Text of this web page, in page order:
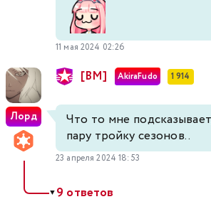
11 мая 2024 02:26
Лорд
[BM] AkiraFudo 1 914
Что то мне
пару тройку сезонов..
23 апреля 2024 18:53
▼9 ответов